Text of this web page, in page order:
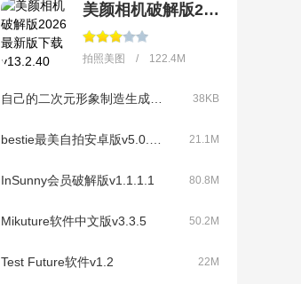
美颜相机破解版2026最新版下载
拍照美图 / 122.4M
38KB
21.1M
InSunny会员破解版v1.1.1.1 80.8M
Mikuture软件中文版v3.3.5 50.2M
Test Future软件v1.2 22M